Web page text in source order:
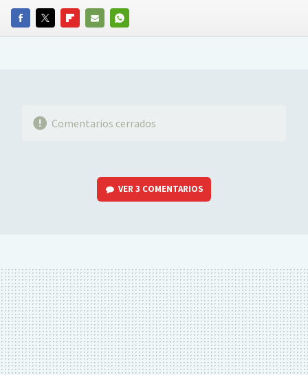
FACEBOOKTWITTERFLIPBOARD
E-
WHATSAPP
Comentarios cerrados
VER3 COMENTARIOS